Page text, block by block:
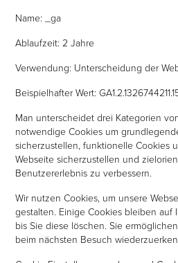
Name: _ga
Ablaufzeit: 2 Jahre
Verwendung: Unterscheidung der
Beispielhafter Wert:
Man unterscheidet drei Kategorien
notwendige Cookies um
sicherzustellen, funktionelle Cookies
Webseite sicherzustellen und
Benutzererlebnis zu verbessern.
Wir nutzen Cookies, um unsere
gestalten. Einige Cookies bleiben auf
bis Sie diese löschen. Sie
beim nächsten Besuch